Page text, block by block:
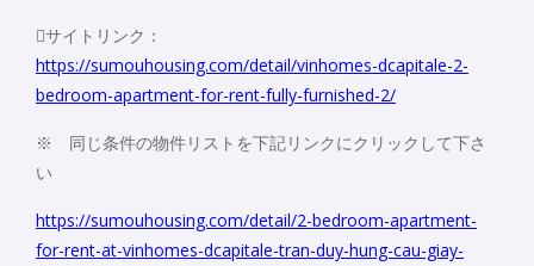
サイトリンク：
https://sumouhousing.com/detail/vinhomes-dcapitale-2-
bedroom-apartment-for-rent-fully-furnished-2/
※ 同じ条件の物件リストを下記リンクにクリックして下さ
い
https://sumouhousing.com/detail/2-bedroom-apartment-
for-rent-at-vinhomes-dcapitale-tran-duy-hung-cau-giay-